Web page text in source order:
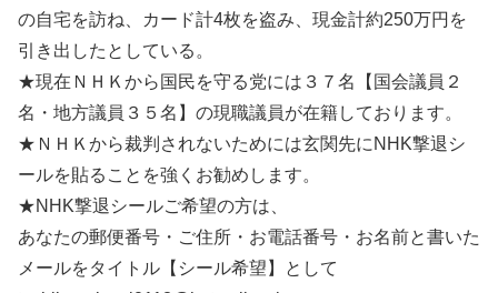
の自宅を訪ね、カード計4枚を盗み、現金計約250万円を
引き出したとしている。
★現在ＮＨＫから国民を守る党には３７名【国会議員２
名・地方議員３５名】の現職議員が在籍しております。
★ＮＨＫから裁判されないためには玄関先にNHK撃退シ
ールを貼ることを強くお勧めします。
★NHK撃退シールご希望の方は、
あなたの郵便番号・ご住所・お電話番号・お名前と書いた
メールをタイトル【シール希望】として